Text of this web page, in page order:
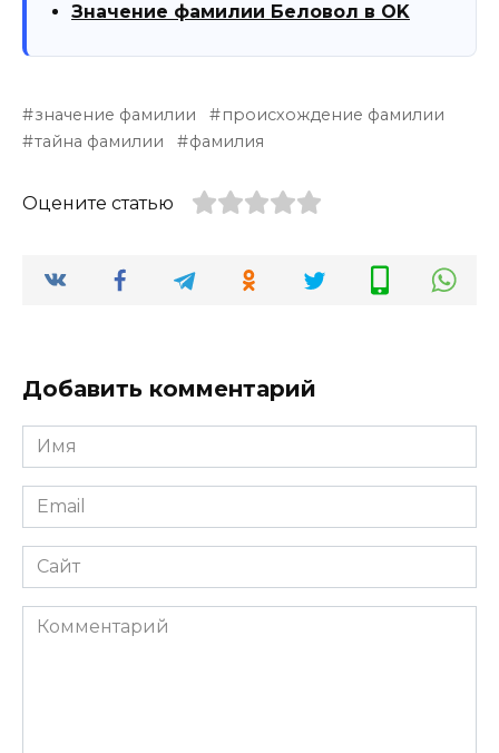
Значение фамилии Беловол в OK
значение фамилии
происхождение фамилии
тайна фамилии
фамилия
Оцените статью
Добавить комментарий
Имя
*
Email
*
Сайт
Комментарий